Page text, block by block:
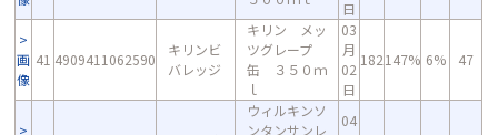
日
画
像
41 4909411062590
キリンビ
バレッジ
キリン メッ
ツグレープ
缶 ３５０ｍ
ｌ
03
月
02
日
182147% 6% 47
ウィルキンソ
ンタンサンレ
04